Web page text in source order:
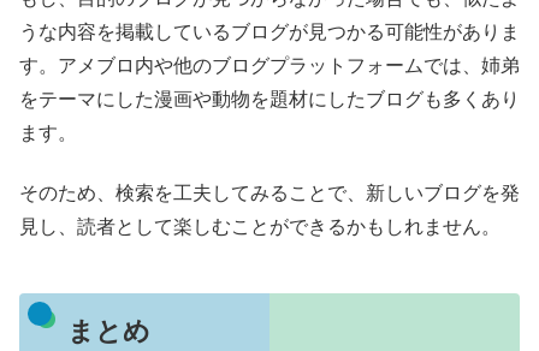
うな内容を掲載しているブログが見つかる可能性がありま
す。アメブロ内や他のブログプラットフォームでは、姉弟
をテーマにした漫画や動物を題材にしたブログも多くあり
ます。
そのため、検索を工夫してみることで、新しいブログを発
見し、読者として楽しむことができるかもしれません。
まとめ